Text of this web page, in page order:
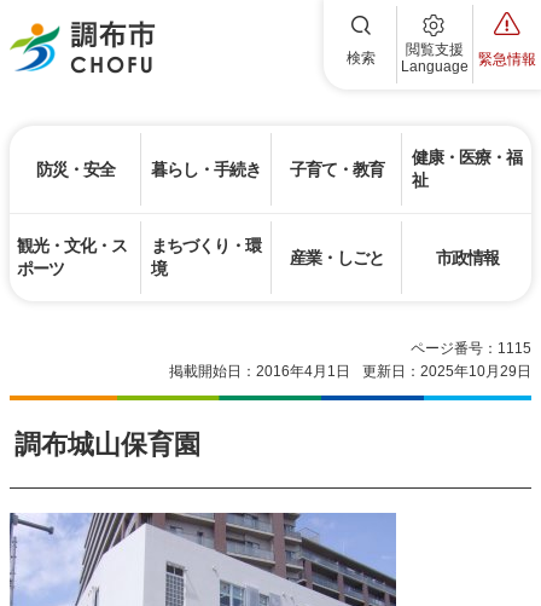
調布市 検索
閲覧支援
Language
緊急情報
防災・安全 暮らし・手続き 子育て・教育
健康・医療・福
祉
観光・文化・ス
ポーツ
まちづくり・環
境
産業・しごと 市政情報
ページ番号：1115
掲載開始日：2016年4月1日
更新日：2025年10月29日
調布城山保育園